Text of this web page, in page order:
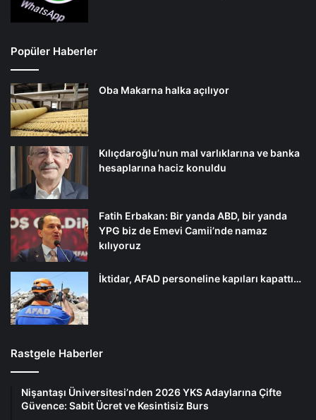
Popüler Haberler
Oba Makarna halka açılıyor
Kılıçdaroğlu’nun mal varlıklarına ve banka
hesaplarına haciz konuldu
Fatih Erbakan: Bir yanda ABD, bir yanda
YPG biz de Emevi Camii’nde namaz
kılıyoruz
İktidar, AFAD personeline kapıları kapattı…
Rastgele Haberler
Nişantaşı Üniversitesi’nden 2026 YKS Adaylarına Çifte
Güvence: Sabit Ücret ve Kesintisiz Burs